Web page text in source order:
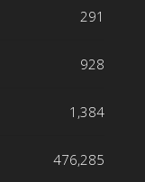
291
928
1,384
476,285